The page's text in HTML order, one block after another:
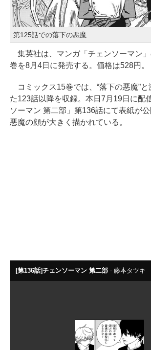
第125話での落下の悪魔
集英社は、マンガ「チェンソーマン
巻を8月4日に発売する。価格は528円。
コミックス15巻では、“落下の悪魔”と
た123話以降を収録。本日7月19日に配
ソーマン 第二部」第136話にて表紙が
悪魔の顔が大きく描かれている。